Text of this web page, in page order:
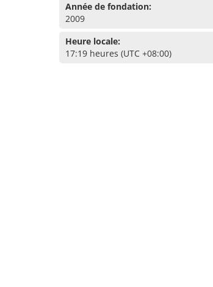
Année de fondation:
2009
Heure locale:
17:19 heures (UTC +08:00)